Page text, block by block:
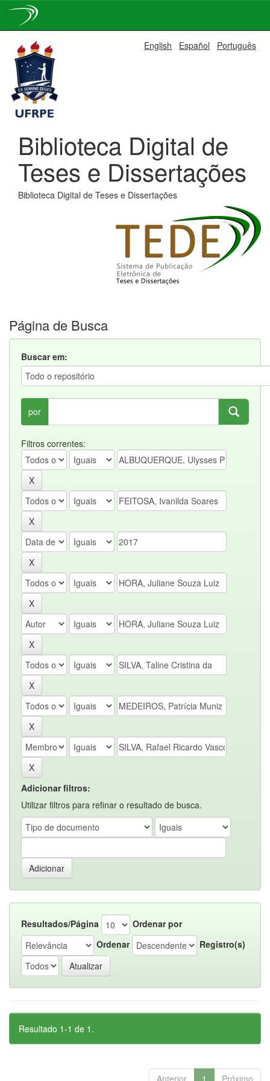
navigation
English Español Português
Biblioteca Digital de
Teses e Dissertações
Biblioteca Digital de Teses e Dissertações
Página de Busca
Buscar em:
por
Filtros correntes:
Adicionar filtros:
Utilizar filtros para refinar o resultado de busca.
Resultados/Página
Ordenar por
Ordenar
Registro(s)
Resultado 1-1 de 1.
Anterior 1 Próximo